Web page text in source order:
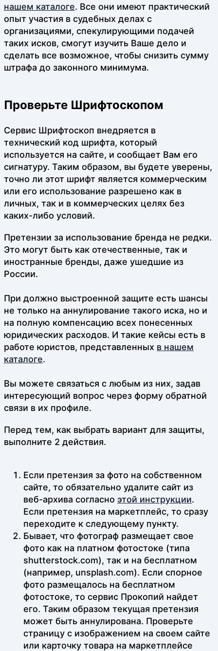
нашем каталоге. Все они имеют практический
опыт участия в судебных делах с
организациями, спекулирующими подачей
таких исков, смогут изучить Ваше дело и
сделать все возможное, чтобы снизить сумму
штрафа до законного минимума.
Проверьте Шрифтоскопом
Сервис Шрифтоскоп внедряется в
технический код шрифта, который
используется на сайте, и сообщает Вам его
сигнатуру. Таким образом, вы будете уверены,
точно ли этот шрифт является коммерческим
или его использование разрешено как в
личных, так и в коммерческих целях без
каких-либо условий.
Претензии за использование бренда не редки.
Это могут быть как отечественные, так и
иностранные бренды, даже ушедшие из
России.
При должно выстроенной защите есть шансы
не только на аннулирование такого иска, но и
на полную компенсацию всех понесенных
юридических расходов. И такие кейсы есть в
работе юристов, представленных в нашем
каталоге.
Вы можете связаться с любым из них, задав
интересующий вопрос через форму обратной
связи в их профиле.
Перед тем, как выбрать вариант для защиты,
выполните 2 действия.
Если претензия за фото на собственном
сайте, то обязательно удалите сайт из
веб-архива согласно этой инструкции.
Если претензия на маркетплейс, то сразу
переходите к следующему пункту.
Бывает, что фотограф размещает свое
фото как на платном фотостоке (типа
shutterstock.com), так и на бесплатном
(например, unsplash.com). Если спорное
фото размещалось на бесплатном
фотостоке, то сервис Прокопий найдет
его. Таким образом текущая претензия
может быть аннулирована. Проверьте
страницу с изображением на своем сайте
или карточку товара на маркетплейсе